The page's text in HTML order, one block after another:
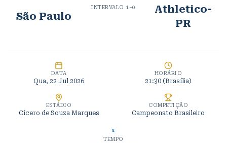
São Paulo
INTERVALO 1 –0
Athletico-
PR
DATA
Qua, 22 Jul 2026
HORÁRIO
21:30 (Brasília)
ESTÁDIO
Cícero de Souza Marques
COMPETIÇÃO
Campeonato Brasileiro
TEMPO